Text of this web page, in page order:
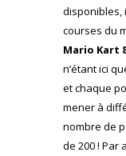
disponibles,
courses du
Mario Kart
n’étant ici
et chaque
mener à
nombre de
de 200 ! Par